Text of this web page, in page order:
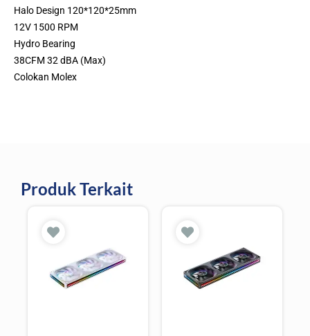
Halo Design 120*120*25mm
12V 1500 RPM
Hydro Bearing
38CFM 32 dBA (Max)
Colokan Molex
Produk Terkait